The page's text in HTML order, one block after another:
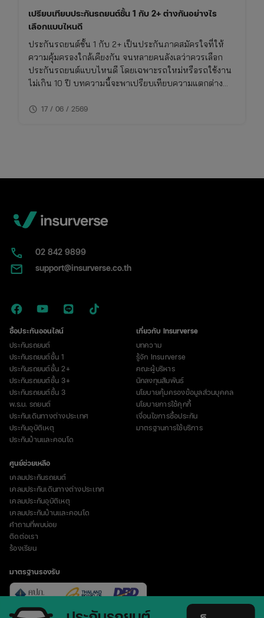
เปรียบเทียบประกันรถยนต์ชั้น 1 กับ 2+ ต่างกันอย่างไร
เลือกแบบไหนดี
ประกันรถยนต์ชั้น 1 กับ 2+ เป็นประกันภาคสมัครใจที่ให้
ความคุ้มครองใกล้เคียงกัน จนหลายคนลังเลว่าควรเลือก
ประกันรถยนต์แบบไหนดี โดยเฉพาะรถใหม่หรือรถใช้งาน
ไม่เกิน 10 ปี บทความนี้จะพาเปรียบเทียบความแตกต่าง
เทียบ ทั้งเรื่องความคุ้มครอง ค่าเบี้ย และความเหมาะสมใน
schedule 17 / 06 / 2569
02​ 842 9899
support@insurverse.co.th
ซื้อประกันออนไลน์
ประกันรถยนต์
ประกันรถยนต์ชั้น 1
ประกันรถยนต์ชั้น 2+
ประกันรถยนต์ชั้น 3+
ประกันรถยนต์ชั้น 3
พ.ร.บ. รถยนต์
ประกันเดินทางต่างประเทศ
ประกันอุบัติเหตุ
ประกันบ้านและคอนโด
เกี่ยวกับ Insurverse
บทความ
รู้จัก Insurverse
คณะผู้บริหาร
นักลงทุนสัมพันธ์
นโยบายคุ้มครองข้อมูลส่วนบุคคล
นโยบายการใช้คุกกี้
เงื่อนไขการซื้อประกัน
มาตรฐานการใช้บริการ
ศูนย์ช่วยเหลือ
เคลมประกันรถยนต์
เคลมประกันเดินทางต่างประเทศ
เคลมประกันอุบัติเหตุ
เคลมประกันบ้านและคอนโด
คำถามที่พบบ่อย
ติดต่อเรา
ร้องเรียน
มาตรฐานรองรับ